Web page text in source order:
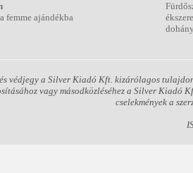
femme ajándékba
védjegy a Silver Kiadó Kft. kizárólagos
vagy másodközléséhez a Silver
cselekmények a